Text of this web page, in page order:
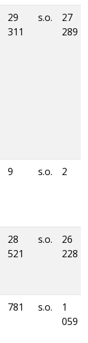
29
311
s.o.
27
289
9 s.o. 2
28
521
s.o.
26
228
781 s.o.
1
059